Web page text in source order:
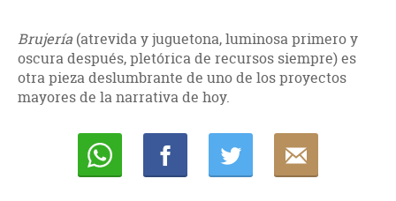
Brujería (atrevida y juguetona, luminosa primero y
oscura después, pletórica de recursos siempre) es
otra pieza deslumbrante de uno de los proyectos
mayores de la narrativa de hoy.